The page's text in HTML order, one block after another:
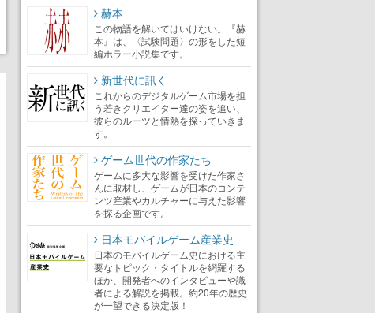
赫本
この物語を解いてはいけない。『赫
本』は、〈試験問題〉の形をした短
編ホラー小説集です。
新世代に訊く
これからのデジタルゲーム市場を担
う若きクリエイター達の姿を追い、
彼らのルーツと情熱を探っていきま
す。
ゲーム世代の作家たち
ゲームに多大な影響を受けた作家さ
んに取材し、ゲームが日本のコンテ
ンツ産業やカルチャーに与えた影響
を探る企画です。
日本モバイルゲーム産業史
日本のモバイルゲーム史における主
要なトピック・タイトルを網羅する
ほか、開発者へのインタビューや識
者による解説を掲載。約20年の歴史
が一望できる決定版！